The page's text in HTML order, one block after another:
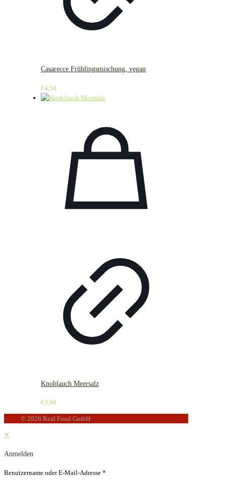
Casarecce Frühlingsmischung, vegan
€4,50
Knoblauch Meersalz
€3,90
© 2026 Real Food GmbH
✕
Anmelden
Benutzername oder E-Mail-Adresse *